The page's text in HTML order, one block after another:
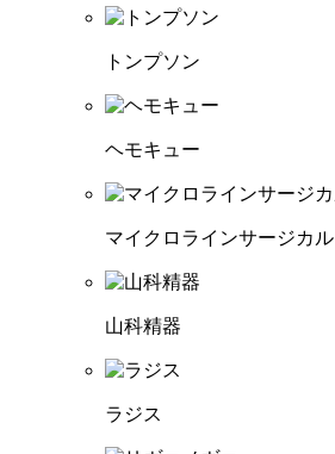
トンプソン
ヘモキュー
マイクロラインサージカル
山科精器
ラジス